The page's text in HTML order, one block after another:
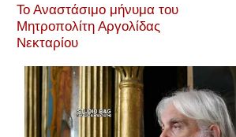
Το Αναστάσιμο μήνυμα του
Μητροπολίτη Αργολίδας
Νεκταρίου